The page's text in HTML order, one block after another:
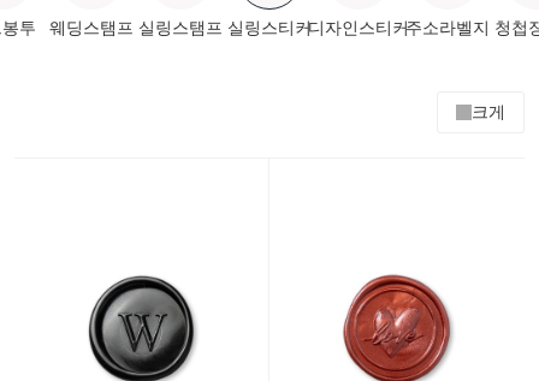
투 웨딩스탬프 실링스탬프 실링스티커디자인스티커주소라벨지 청첩
크게